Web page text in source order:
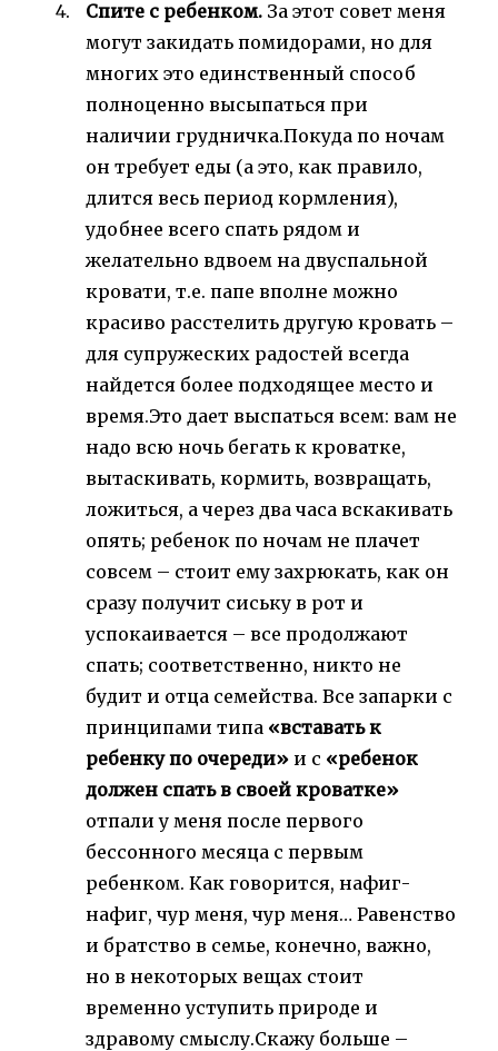
Спите с ребенком.За этот совет меня
могут закидать помидорами, но для
многих это единственный способ
полноценно высыпаться при
наличии грудничка.Покуда по ночам
он требует еды (а это, как правило,
длится весь период кормления),
удобнее всего спать рядом и
желательно вдвоем на двуспальной
кровати, т.е. папе вполне можно
красиво расстелить другую кровать –
для супружеских радостей всегда
найдется более подходящее место и
время.Это дает выспаться всем: вам не
надо всю ночь бегать к кроватке,
вытаскивать, кормить, возвращать,
ложиться, а через два часа вскакивать
опять; ребенок по ночам не плачет
совсем – стоит ему захрюкать, как он
сразу получит сиську в рот и
успокаивается – все продолжают
спать; соответственно, никто не
будит и отца семейства. Все запарки с
принципами типа «вставать к
ребенку по очереди»и с «ребенок
должен спать в своей кроватке»
отпали у меня после первого
бессонного месяца с первым
ребенком. Как говорится, нафиг-
нафиг, чур меня, чур меня… Равенство
и братство в семье, конечно, важно,
но в некоторых вещах стоит
временно уступить природе и
здравому смыслу.Скажу больше –